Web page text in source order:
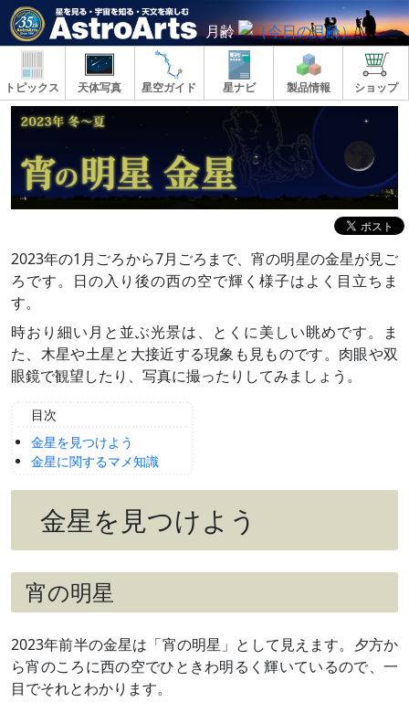
月齢
トピックス 天体写真 星空ガイド 星ナビ 製品情報 ショップ
2023年の1月ごろから7月ごろまで、宵の明星の金星が見ご
ろです。日の入り後の西の空で輝く様子はよく目立ちま
す。
時おり細い月と並ぶ光景は、とくに美しい眺めです。ま
た、木星や土星と大接近する現象も見ものです。肉眼や双
眼鏡で観望したり、写真に撮ったりしてみましょう。
目次
金星を見つけよう
金星に関するマメ知識
金星を見つけよう
宵の明星
2023年前半の金星は「宵の明星」として見えます。夕方か
ら宵のころに西の空でひときわ明るく輝いているので、一
目でそれとわかります。